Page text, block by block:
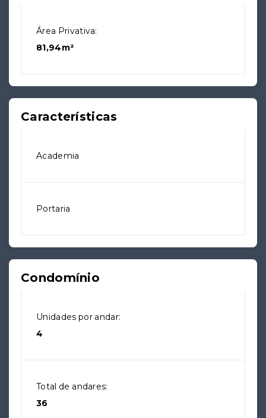
Área Privativa:
81,94m²
Características
Academia
Portaria
Condomínio
Unidades por andar:
4
Total de andares:
36